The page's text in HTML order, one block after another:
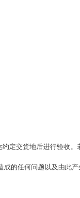
定交货地后进行验收
的任何问题以及由此